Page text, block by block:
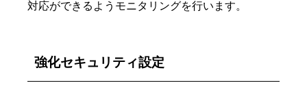
対応ができるようモニタリングを行います。
強化セキュリティ設定